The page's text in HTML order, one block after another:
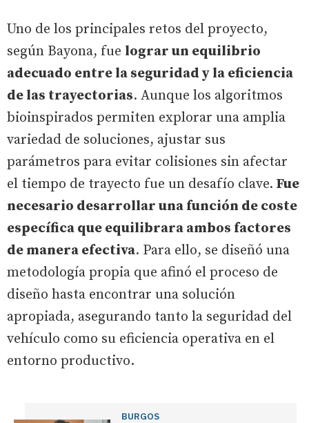
Uno de los principales retos del proyecto,
según Bayona, fue lograr un equilibrio
adecuado entre la seguridad y la eficiencia
de las trayectorias. Aunque los algoritmos
bioinspirados permiten explorar una amplia
variedad de soluciones, ajustar sus
parámetros para evitar colisiones sin afectar
el tiempo de trayecto fue un desafío clave. Fue
necesario desarrollar una función de coste
específica que equilibrara ambos factores
de manera efectiva. Para ello, se diseñó una
metodología propia que afinó el proceso de
diseño hasta encontrar una solución
apropiada, asegurando tanto la seguridad del
vehículo como su eficiencia operativa en el
entorno productivo.
BURGOS